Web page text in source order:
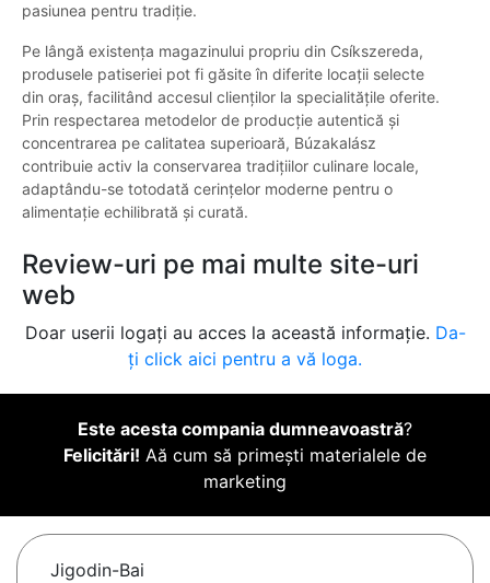
pasiunea pentru tradiție.
Pe lângă existența magazinului propriu din Csíkszereda,
produsele patiseriei pot fi găsite în diferite locații selecte
din oraș, facilitând accesul clienților la specialitățile oferite.
Prin respectarea metodelor de producție autentică și
concentrarea pe calitatea superioară, Búzakalász
contribuie activ la conservarea tradițiilor culinare locale,
adaptându-se totodată cerințelor moderne pentru o
alimentație echilibrată și curată.
Review-uri pe mai multe site-uri
web
Doar userii logați au acces la această informație. Da-
ți click aici pentru a vă loga.
Este acesta compania dumneavoastră?
Felicitări! Aă cum să primești materialele de
marketing
Jigodin-Bai